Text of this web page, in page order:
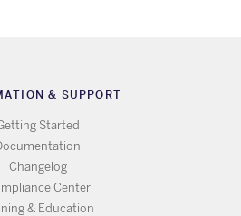
& SUPPORT
Started
Changelog
Center
& Education